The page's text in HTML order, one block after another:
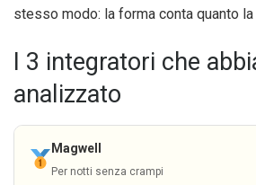
stesso modo: la forma conta quanto
I 3 integratori che
analizzato
Magwell
Per notti senza crampi